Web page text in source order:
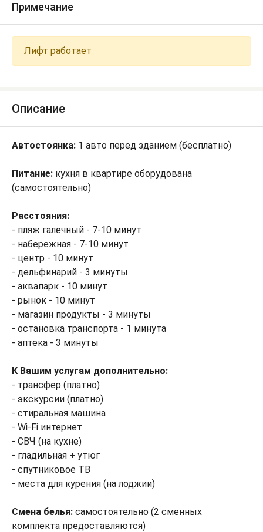
Примечание
Лифт работает
Описание
Автостоянка: 1 авто перед зданием (бесплатно)
Питание: кухня в квартире оборудована
(самостоятельно)
Расстояния:
- пляж галечный - 7-10 минут
- набережная - 7-10 минут
- центр - 10 минут
- дельфинарий - 3 минуты
- аквапарк - 10 минут
- рынок - 10 минут
- магазин продукты - 3 минуты
- остановка транспорта - 1 минута
- аптека - 3 минуты
К Вашим услугам дополнительно:
- трансфер (платно)
- экскурсии (платно)
- стиральная машина
- Wi-Fi интернет
- СВЧ (на кухне)
- гладильная + утюг
- спутниковое ТВ
- места для курения (на лоджии)
Смена белья: самостоятельно (2 сменных
комплекта предоставляются)